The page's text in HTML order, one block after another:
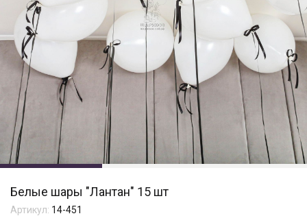
Белые шары "Лантан" 15 шт
Артикул: 14-451